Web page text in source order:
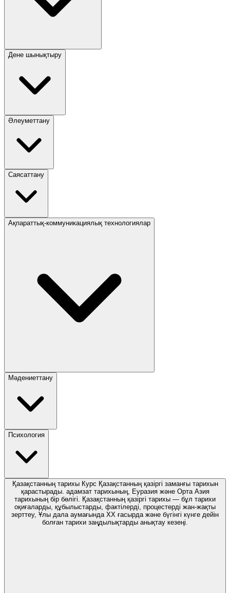
Дене шынықтыру
Әлеуметтану
Саясаттану
Ақпараттық-коммуникациялық технологиялар
Мәдениеттану
Психология
Қазақстанның тарихы Курс Қазақстанның қазіргі заманғы тарихын
қарастырады. адамзат тарихының, Еуразия және Орта Азия
тарихының бір бөлігі. Қазақстанның қазіргі тарихы — бұл тарихи
оқиғаларды, құбылыстарды, фактілерді, процестерді жан-жақты
зерттеу, Ұлы дала аумағында ХХ ғасырда және бүгінгі күнге дейін
болған тарихи заңдылықтарды анықтау кезеңі.